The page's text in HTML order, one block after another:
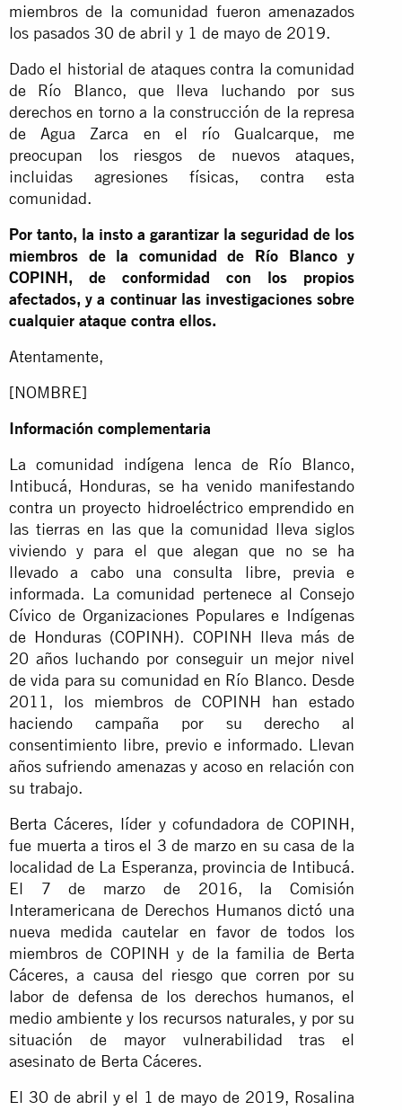
miembros de la comunidad fueron amenazados
los pasados 30 de abril y 1 de mayo de 2019.
Dado el historial de ataques contra la comunidad
de Río Blanco, que lleva luchando por sus
derechos en torno a la construcción de la represa
de Agua Zarca en el río Gualcarque, me
preocupan los riesgos de nuevos ataques,
incluidas agresiones físicas, contra esta
comunidad.
Por tanto, la insto a garantizar la seguridad de los
miembros de la comunidad de Río Blanco y
COPINH, de conformidad con los propios
afectados, y a continuar las investigaciones sobre
cualquier ataque contra ellos.
Atentamente,
[NOMBRE]
Información complementaria
La comunidad indígena lenca de Río Blanco,
Intibucá, Honduras, se ha venido manifestando
contra un proyecto hidroeléctrico emprendido en
las tierras en las que la comunidad lleva siglos
viviendo y para el que alegan que no se ha
llevado a cabo una consulta libre, previa e
informada. La comunidad pertenece al Consejo
Cívico de Organizaciones Populares e Indígenas
de Honduras (COPINH). COPINH lleva más de
20 años luchando por conseguir un mejor nivel
de vida para su comunidad en Río Blanco. Desde
2011, los miembros de COPINH han estado
haciendo campaña por su derecho al
consentimiento libre, previo e informado. Llevan
años sufriendo amenazas y acoso en relación con
su trabajo.
Berta Cáceres, líder y cofundadora de COPINH,
fue muerta a tiros el 3 de marzo en su casa de la
localidad de La Esperanza, provincia de Intibucá.
El 7 de marzo de 2016, la Comisión
Interamericana de Derechos Humanos dictó una
nueva medida cautelar en favor de todos los
miembros de COPINH y de la familia de Berta
Cáceres, a causa del riesgo que corren por su
labor de defensa de los derechos humanos, el
medio ambiente y los recursos naturales, y por su
situación de mayor vulnerabilidad tras el
asesinato de Berta Cáceres.
El 30 de abril y el 1 de mayo de 2019, Rosalina